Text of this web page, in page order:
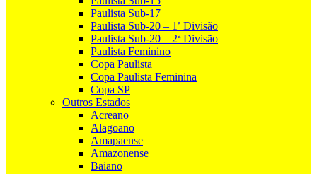
Paulista Sub-17
Paulista Sub-20 – 1ª Divisão
Paulista Sub-20 – 2ª Divisão
Paulista Feminino
Copa Paulista
Copa Paulista Feminina
Copa SP
Outros Estados
Acreano
Alagoano
Amapaense
Amazonense
Baiano